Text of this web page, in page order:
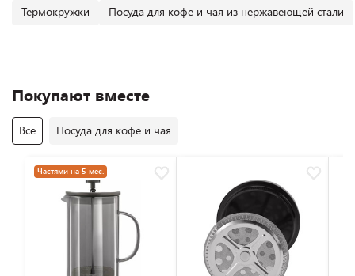
Термокружки Посуда для кофе и чая из нержавеющей стали
Покупают вместе
Все Посуда для кофе и чая
Частями на 5 мес.